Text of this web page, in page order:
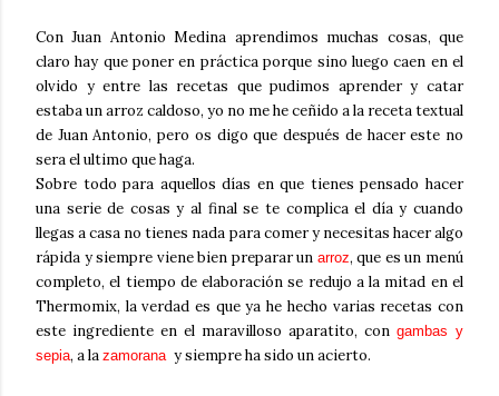
Con Juan Antonio Medina aprendimos muchas cosas, que
claro hay que poner en práctica porque sino luego caen en el
olvido y entre las recetas que pudimos aprender y catar
estaba un arroz caldoso, yo no me he ceñido a la receta textual
de Juan Antonio, pero os digo que después de hacer este no
sera el ultimo que haga.
Sobre todo para aquellos días en que tienes pensado hacer
una serie de cosas y al final se te complica el día y cuando
llegas a casa no tienes nada para comer y necesitas hacer algo
rápida y siempre viene bien preparar un arroz, que es un menú
completo, el tiempo de elaboración se redujo a la mitad en el
Thermomix, la verdad es que ya he hecho varias recetas con
este ingrediente en el maravilloso aparatito, con gambas y
sepia, a la zamorana y siempre ha sido un acierto.